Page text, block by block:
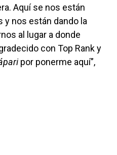
Aquí se nos están
y nos están dando la
al lugar a donde
con Top Rank y
por ponerme aquí”,